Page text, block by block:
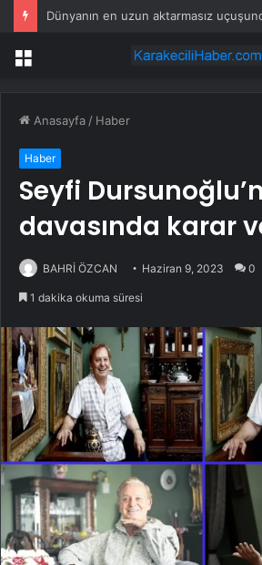
Menü
Anasayfa / Haber
Haber
Seyfi
davasında karar
BAHRİ ÖZCAN Haziran 9, 2023 0
1 dakika okuma süresi